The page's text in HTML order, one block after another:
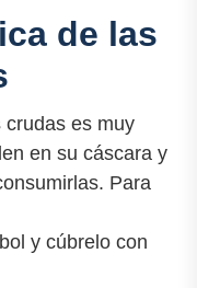
de las
crudas es muy
en su cáscara y
Para
y cúbrelo con